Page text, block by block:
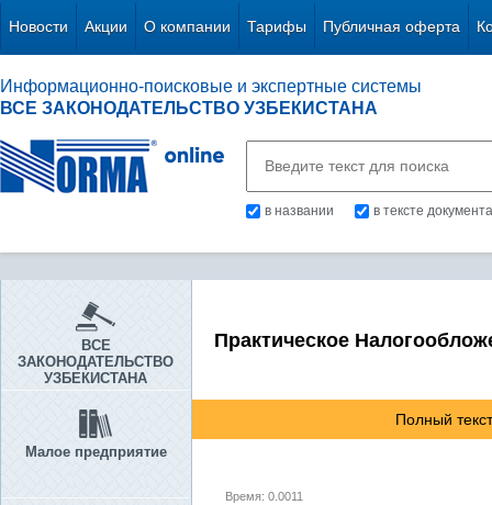
Новости Акции О компании Тарифы Публичная оферта
Информационно-поисковые и экспертные системы
ВСЕ ЗАКОНОДАТЕЛЬСТВО УЗБЕКИСТАНА
в названии в тексте документа
ВСЕ
ЗАКОНОДАТЕЛЬСТВО
УЗБЕКИСТАНА
Малое предприятие
Практическое
Полный
Время: 0.0011